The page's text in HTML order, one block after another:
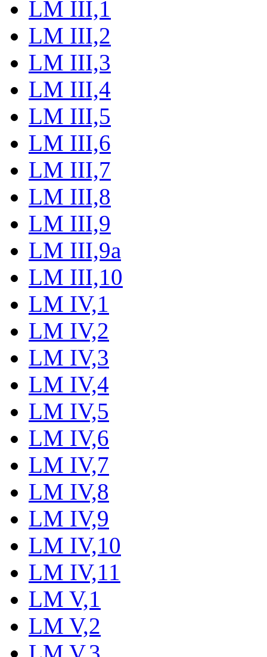
LM III,1
LM III,2
LM III,3
LM III,4
LM III,5
LM III,6
LM III,7
LM III,8
LM III,9
LM III,9a
LM III,10
LM IV,1
LM IV,2
LM IV,3
LM IV,4
LM IV,5
LM IV,6
LM IV,7
LM IV,8
LM IV,9
LM IV,10
LM IV,11
LM V,1
LM V,2